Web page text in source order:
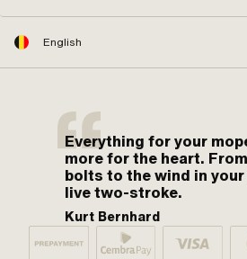
English
Everything for your
more for the heart.
bolts to the wind in your
live two-stroke.
Kurt Bernhard